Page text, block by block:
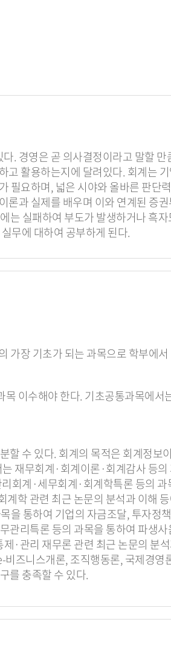
. 경영은 곧 의사결정이라고 말할
활용하는지에 달려있다. 회계는
필요하며, 넓은 시야와 올바른 판단
과 실제를 배우며 이와 연계된 증
실패하여 부도가 발생하거나 흑
무에 대하여 공부하게 된다.
장 기초가 되는 과목으로 학부에
수해야 한다. 기초공통과목에서
수 있다. 회계의 목적은 회계정보
재무회계·회계이론·회계감사 등
회계·세무회계·회계학특론 등의
학 관련 최근 논문의 분석과 이해
통하여 기업의 자금조달, 투자정
리특론 등의 과목을 통하여 파생
·관리 재무론 관련 최근 논문의 분
즈니스개론, 조직행동론, 국제경
를 충족할 수 있다.